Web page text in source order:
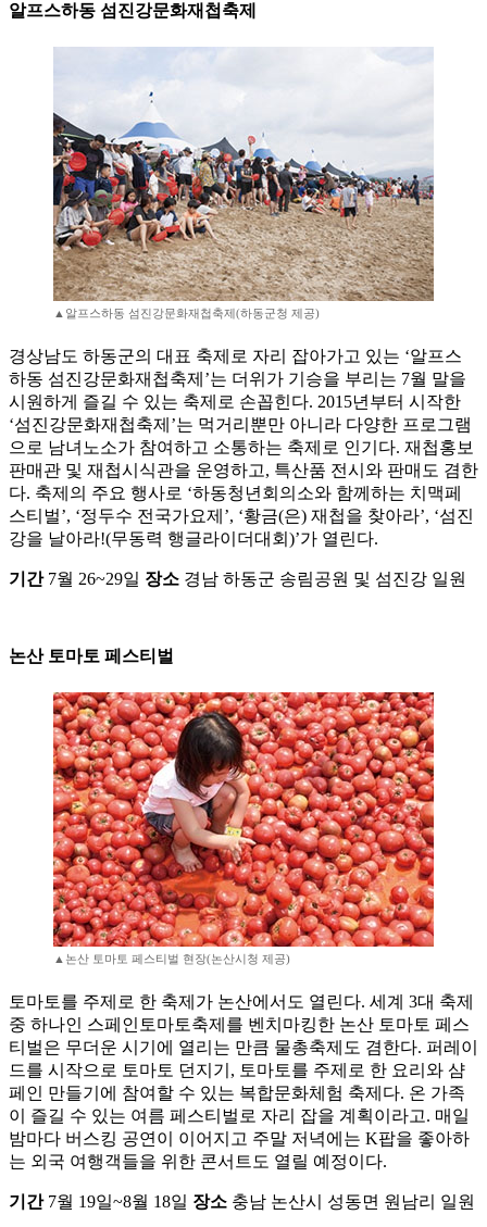
알프스하동 섬진강문화재첩축제
▲알프스하동 섬진강문화재첩축제(하동군청 제공)
경상남도 하동군의 대표 축제로 자리 잡아가고 있는 ‘알프스
하동 섬진강문화재첩축제’는 더위가 기승을 부리는 7월 말을
시원하게 즐길 수 있는 축제로 손꼽힌다. 2015년부터 시작한
‘섬진강문화재첩축제’는 먹거리뿐만 아니라 다양한 프로그램
으로 남녀노소가 참여하고 소통하는 축제로 인기다. 재첩홍보
판매관 및 재첩시식관을 운영하고, 특산품 전시와 판매도 겸한
다. 축제의 주요 행사로 ‘하동청년회의소와 함께하는 치맥페
스티벌’, ‘정두수 전국가요제’, ‘황금(은) 재첩을 찾아라’, ‘섬진
강을 날아라!(무동력 행글라이더대회)’가 열린다.
기간7월 26~29일 장소 경남 하동군 송림공원 및 섬진강 일원
논산 토마토 페스티벌
▲논산 토마토 페스티벌 현장(논산시청 제공)
토마토를 주제로 한 축제가 논산에서도 열린다. 세계 3대 축제
중 하나인 스페인토마토축제를 벤치마킹한 논산 토마토 페스
티벌은 무더운 시기에 열리는 만큼 물총축제도 겸한다. 퍼레이
드를 시작으로 토마토 던지기, 토마토를 주제로 한 요리와 샴
페인 만들기에 참여할 수 있는 복합문화체험 축제다. 온 가족
이 즐길 수 있는 여름 페스티벌로 자리 잡을 계획이라고. 매일
밤마다 버스킹 공연이 이어지고 주말 저녁에는 K팝을 좋아하
는 외국 여행객들을 위한 콘서트도 열릴 예정이다.
기간7월 19일~8월 18일 장소 충남 논산시 성동면 원남리 일원